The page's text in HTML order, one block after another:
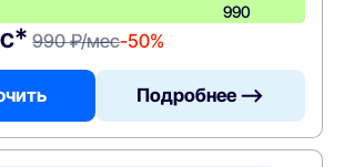
990
990 ₽/мес-50%
Подробнее —>